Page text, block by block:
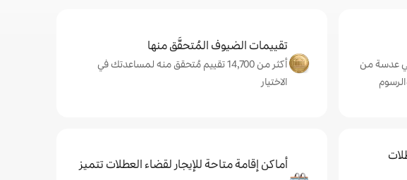
في عدسة من
تقييمات الضيوف المُتحقَّق منها
أكثر من 14,700 تقييم مُتحقق منه لمساعدتك في
الاختيار
أماكن إقامة متاحة للإيجار لقضاء العطلات تتميز